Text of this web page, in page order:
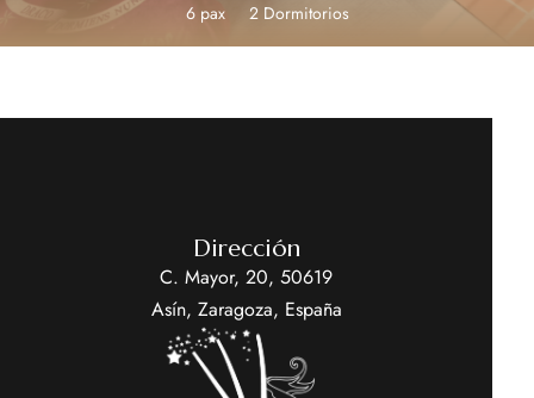
6 pax 2 Dormitorios
Dirección
C. Mayor, 20, 50619
Asín, Zaragoza, España